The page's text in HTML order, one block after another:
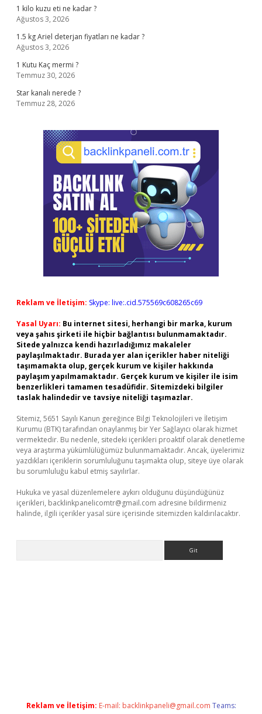
1 kilo kuzu eti ne kadar ?
Ağustos 3, 2026
1.5 kg Ariel deterjan fiyatları ne kadar ?
Ağustos 3, 2026
1 Kutu Kaç mermi ?
Temmuz 30, 2026
Star kanalı nerede ?
Temmuz 28, 2026
Reklam ve İletişim: Skype: live:.cid.575569c608265c69
Yasal Uyarı: Bu internet sitesi, herhangi bir marka, kurum
veya şahıs şirketi ile hiçbir bağlantısı bulunmamaktadır.
Sitede yalnızca kendi hazırladığımız makaleler
paylaşılmaktadır. Burada yer alan içerikler haber niteliği
taşımamakta olup, gerçek kurum ve kişiler hakkında
paylaşım yapılmamaktadır. Gerçek kurum ve kişiler ile isim
benzerlikleri tamamen tesadüfidir. Sitemizdeki bilgiler
taslak halindedir ve tavsiye niteliği taşımazlar.
Sitemiz, 5651 Sayılı Kanun gereğince Bilgi Teknolojileri ve İletişim
Kurumu (BTK) tarafından onaylanmış bir Yer Sağlayıcı olarak hizmet
vermektedir. Bu nedenle, sitedeki içerikleri proaktif olarak denetleme
veya araştırma yükümlülüğümüz bulunmamaktadır. Ancak, üyelerimiz
yazdıkları içeriklerin sorumluluğunu taşımakta olup, siteye üye olarak
bu sorumluluğu kabul etmiş sayılırlar.
Hukuka ve yasal düzenlemelere aykırı olduğunu düşündüğünüz
içerikleri, backlinkpanelicomtr@gmail.com adresine bildirmeniz
halinde, ilgili içerikler yasal süre içerisinde sitemizden kaldırılacaktır.
Reklam ve İletişim: E-mail: backlinkpaneli@gmail.com Teams: